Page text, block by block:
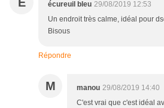
écureuil bleu 29/08/2019 12:53
Un endroit très calme, idéal pour
Bisous
Répondre
M manou 29/08/2019 14:40
C'est vrai que c'est idéal